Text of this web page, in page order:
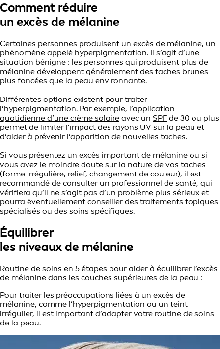
Comment réduire
un excès de mélanine
Certaines personnes produisent un excès de mélanine, un
phénomène appelé hyperpigmentation. Il s’agit d’une
situation bénigne : les personnes qui produisent plus de
mélanine développent généralement des taches brunes
plus foncées que la peau environnante.
Différentes options existent pour traiter
l’hyperpigmentation. Par exemple, l’application
quotidienne d’une crème solaire avec un SPF de 30 ou plus
permet de limiter l’impact des rayons UV sur la peau et
d’aider à prévenir l’apparition de nouvelles taches.
Si vous présentez un excès important de mélanine ou si
vous avez le moindre doute sur la nature de vos taches
(forme irrégulière, relief, changement de couleur), il est
recommandé de consulter un professionnel de santé, qui
vérifiera qu’il ne s’agit pas d’un problème plus sérieux et
pourra éventuellement conseiller des traitements topiques
spécialisés ou des soins spécifiques.
Équilibrer
les niveaux de mélanine
Routine de soins en 5 étapes pour aider à équilibrer l’excès
de mélanine dans les couches supérieures de la peau :
Pour traiter les préoccupations liées à un excès de
mélanine, comme l’hyperpigmentation ou un teint
irrégulier, il est important d’adapter votre routine de soins
de la peau.